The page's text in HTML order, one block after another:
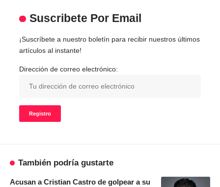
Suscribete Por Email
¡Suscríbete a nuestro boletín para recibir nuestros últimos
artículos al instante!
Dirección de correo electrónico:
También podría gustarte
Acusan a Cristian Castro de golpear a su